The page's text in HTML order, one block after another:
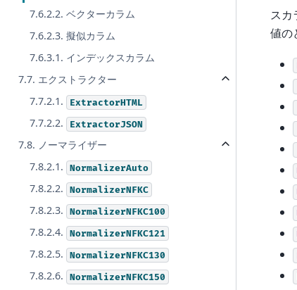
7.6.2.2. ベクターカラム
7.6.2.3. 擬似カラム
7.6.3.1. インデックスカラム
7.7. エクストラクター
7.7.2.1.
ExtractorHTML
7.7.2.2. ExtractorJSON
7.8. ノーマライザー
7.8.2.1.
NormalizerAuto
7.8.2.2. NormalizerNFKC
7.8.2.3. NormalizerNFKC100
7.8.2.4. NormalizerNFKC121
7.8.2.5. NormalizerNFKC130
7.8.2.6. NormalizerNFKC150
スカ
値の